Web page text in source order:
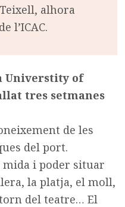
alhora
l’ICAC.
Universtity of
tres setmanes
de les
del port.
mida i poder situar
la platja, el moll,
del teatre… El